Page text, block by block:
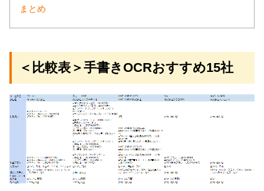
まとめ
＜比較表＞手書きOCRおすすめ15社